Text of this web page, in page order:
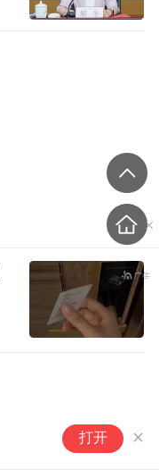
赶
打开